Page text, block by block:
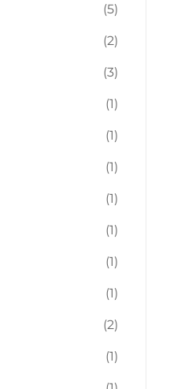
(5)
(2)
(3)
(1)
(1)
(1)
(1)
(1)
(1)
(1)
(2)
(1)